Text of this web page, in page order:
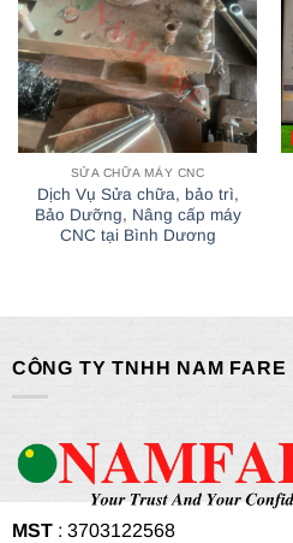
SỬA CHỮA MÁY CNC
Dịch Vụ Sửa chữa, bảo trì,
Bảo Dưỡng, Nâng cấp máy
CNC tại Bình Dương
CÔNG TY TNHH NAM FARE
MST: 3703122568